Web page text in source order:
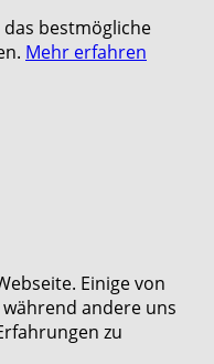
bestmögliche
Mehr erfahren
Einige von
andere uns
zu